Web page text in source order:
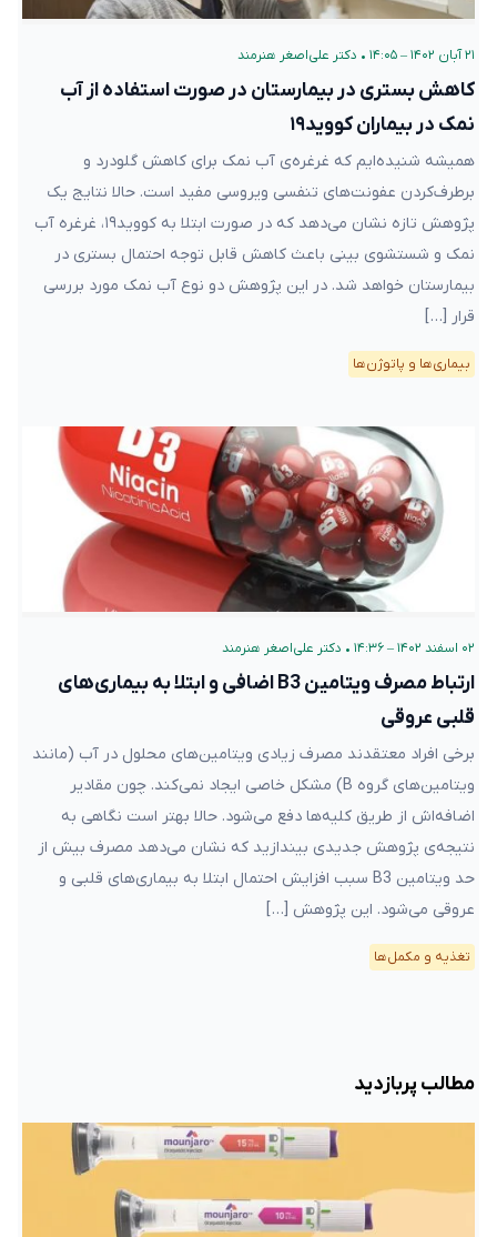
۲۱ آبان ۱۴۰۲ – ۱۴:۰۵ • دکتر علی‌اصغر هنرمند
کاهش بستری در بیمارستان در صورت استفاده از آب
نمک در بیماران کووید۱۹
همیشه شنیده‌ایم که غرغره‌ی آب نمک برای کاهش گلودرد و
برطرف‌کردن عفونت‌های تنفسی ویروسی مفید است. حالا نتایج یک
پژوهش تازه نشان می‌دهد که در صورت ابتلا به کووید۱۹، غرغره آب
نمک و شستشوی بینی باعث کاهش قابل توجه احتمال بستری در
بیمارستان خواهد شد. در این پژوهش دو نوع آب نمک مورد بررسی
قرار […]
بیماری‌ها و پاتوژن‌ها
۰۲ اسفند ۱۴۰۲ – ۱۴:۳۶ • دکتر علی‌اصغر هنرمند
ارتباط مصرف ویتامین ‌‌B3 اضافی و ابتلا به بیماری‌های
قلبی عروقی
برخی افراد معتقدند مصرف زیادی ویتامین‌های محلول در آب (مانند
ویتامین‌های گروه B) مشکل خاصی ایجاد نمی‌کند. چون مقادیر
اضافه‌اش از طریق کلیه‌ها دفع می‌شود. حالا بهتر است نگاهی به
نتیجه‌ی پژوهش جدیدی بیندازید که نشان می‌دهد مصرف بیش از
حد ویتامین B3 سبب افزایش احتمال ابتلا به بیماری‌های قلبی و
عروقی می‌شود. این پژوهش […]
تغذیه و مکمل‌ها
مطالب پربازدید